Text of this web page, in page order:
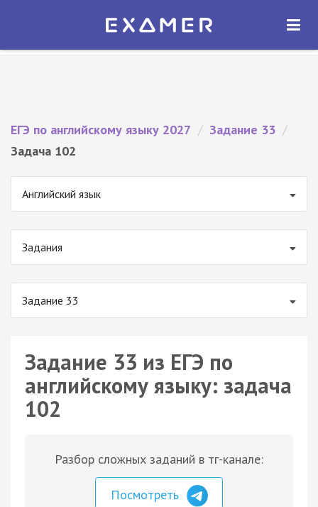
Экзамер — ЕГЭ 2027
ОТКРЫТЬ
ЕГЭ по английскому языку 2027 / Задание 33 /
Задача 102
Английский язык
Задания
Задание 33
Задание 33 из ЕГЭ по
английскому языку: задача
102
Разбор сложных заданий в тг-канале:
Посмотреть